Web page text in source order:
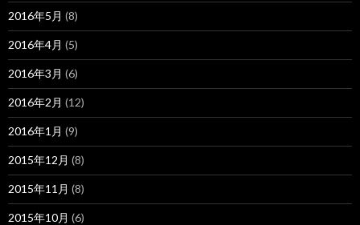
2016年5月 (8)
2016年4月 (5)
2016年3月 (6)
2016年2月 (12)
2016年1月 (9)
2015年12月 (8)
2015年11月 (8)
2015年10月 (6)